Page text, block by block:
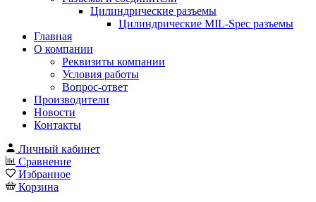
Цилиндрические разъемы
Цилиндрические MIL-Spec разъемы
Главная
О компании
Реквизиты компании
Условия работы
Вопрос-ответ
Производители
Новости
Контакты
Личный кабинет
Сравнение
Избранное
Корзина